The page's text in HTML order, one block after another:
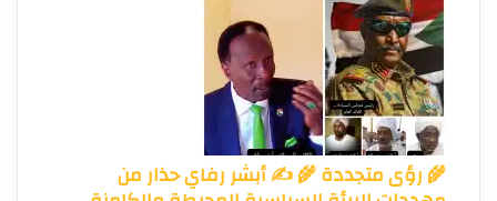
🌾 رؤى متجددة 🌾 ✍️ أبشر رفاي حذار من